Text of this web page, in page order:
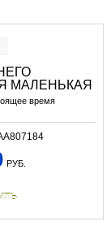
МАЛЕНЬКАЯ
время
РУБ.